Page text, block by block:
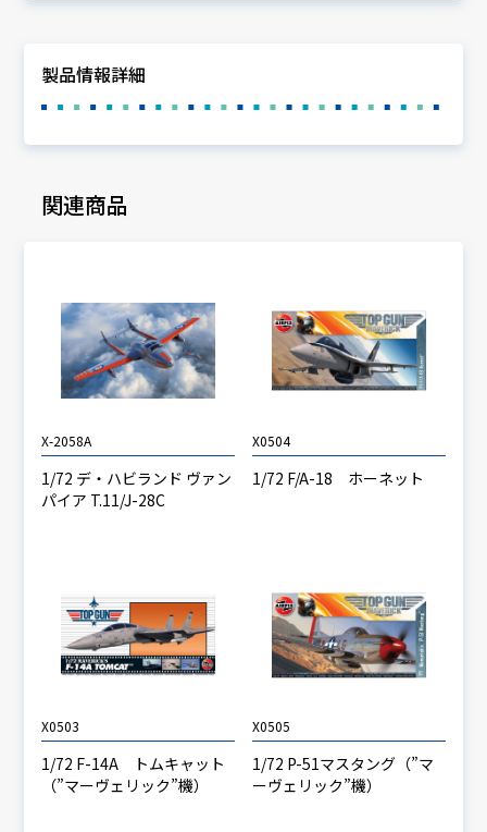
製品情報詳細
関連商品
X-2058A
1/72 デ・ハビランド ヴァン
パイア T.11/J-28C
X0504
1/72 F/A-18 ホーネット
X0503
1/72 F-14A トムキャット
（”マーヴェリック”機）
X0505
1/72 P-51マスタング（”マ
ーヴェリック”機）